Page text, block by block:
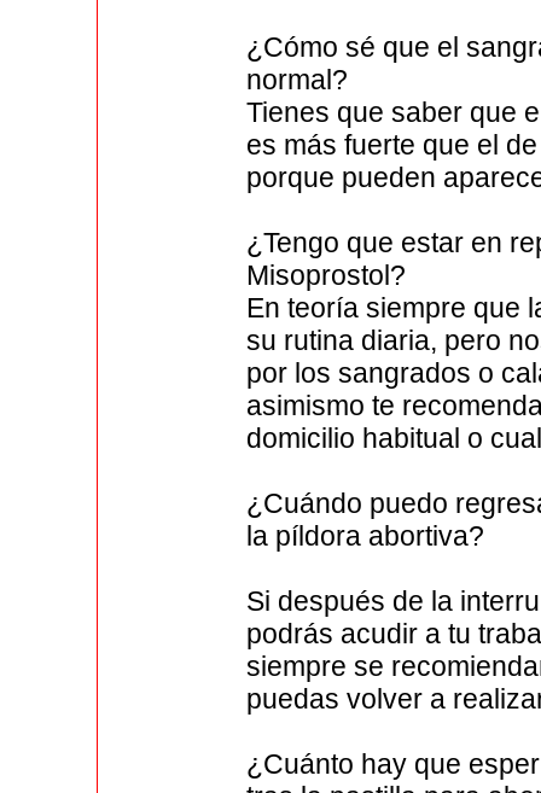
¿Cómo sé que el
normal?
Tienes que saber que
es más fuerte que el
porque pueden
¿Tengo que estar en
Misoprostol?
En teoría siempre que
su rutina diaria, pero
por los sangrados o
asimismo te
domicilio habitual o
¿Cuándo puedo
la píldora abortiva?
Si después de la
podrás acudir a tu
siempre se
puedas volver a
¿Cuánto hay que